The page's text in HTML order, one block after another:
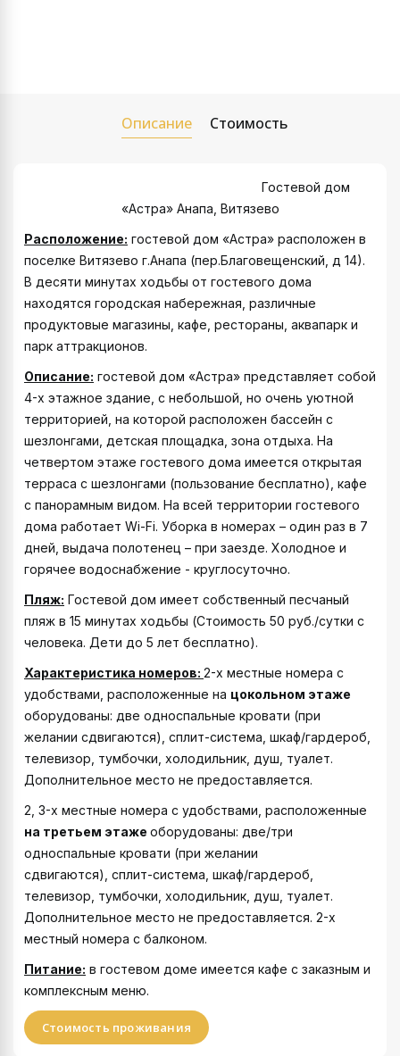
Описание Стоимость
Гостевой дом
«Астра» Анапа, Витязево
Расположение: гостевой дом «Астра» расположен в
поселке Витязево г.Анапа (пер.Благовещенский, д 14).
В десяти минутах ходьбы от гостевого дома
находятся городская набережная, различные
продуктовые магазины, кафе, рестораны, аквапарк и
парк аттракционов.
Описание: гостевой дом «Астра» представляет собой
4-х этажное здание, с небольшой, но очень уютной
территорией, на которой расположен бассейн с
шезлонгами, детская площадка, зона отдыха. На
четвертом этаже гостевого дома имеется открытая
терраса с шезлонгами (пользование бесплатно), кафе
с панорамным видом. На всей территории гостевого
дома работает Wi-Fi. Уборка в номерах – один раз в 7
дней, выдача полотенец – при заезде. Холодное и
горячее водоснабжение - круглосуточно.
Пляж: Гостевой дом имеет собственный песчаный
пляж в 15 минутах ходьбы (Стоимость 50 руб./сутки с
человека. Дети до 5 лет бесплатно).
Характеристика номеров: 2-х местные номера с
удобствами, расположенные на цокольном этаже
оборудованы: две односпальные кровати (при
желании сдвигаются), сплит-система, шкаф/гардероб,
телевизор, тумбочки, холодильник, душ, туалет.
Дополнительное место не предоставляется.
2, 3-х местные номера с удобствами, расположенные
на третьем этаже оборудованы: две/три
односпальные кровати (при желании
сдвигаются), сплит-система, шкаф/гардероб,
телевизор, тумбочки, холодильник, душ, туалет.
Дополнительное место не предоставляется. 2-х
местный номера с балконом.
Питание: в гостевом доме имеется кафе с заказным и
комплексным меню.
Стоимость проживания